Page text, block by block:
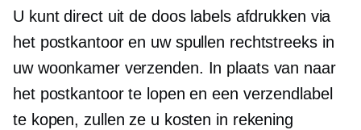
U kunt direct uit de doos labels afdrukken via
het postkantoor en uw spullen rechtstreeks in
uw woonkamer verzenden. In plaats van naar
het postkantoor te lopen en een verzendlabel
te kopen, zullen ze u kosten in rekening